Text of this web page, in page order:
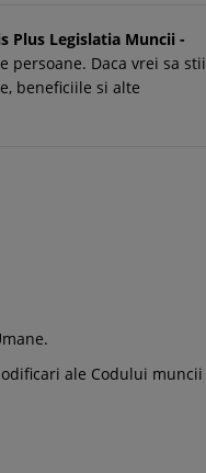
Plus Legislatia Muncii -
Daca vrei sa stii
beneficiile si alte
ale Codului muncii